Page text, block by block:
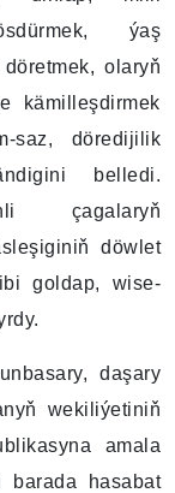
ýaş
olaryň
kämilleşdirmek
saz, döredijilik
belledi.
çagalaryň
döwlet
goldap, wise-
daşary
wekiliýetiniň
amala
barada hasabat